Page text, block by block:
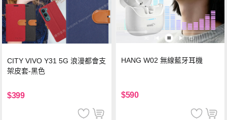
CITY VIVO Y31 5G 浪漫都會支
架皮套-黑色
$399
HANG W02 無線藍牙耳機
$590